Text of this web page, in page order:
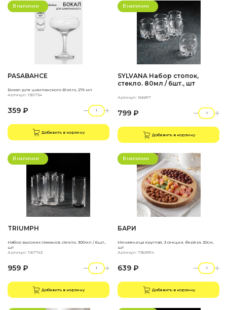
В наличии
PASABAHCE
Бокал для шампанского Bistro, 275 мл
Артикул: 1351734
359 ₽
Добавить в корзину
В наличии
SYLVANA Набор стопок,
стекло. 80мл / 6шт., шт
Артикул: 166817
799 ₽
Добавить в корзину
В наличии
TRIUMPH
Набор высоких стаканов, стекло. 300мл / 6шт.,
шт
Артикул: 1167743
959 ₽
Добавить в корзину
В наличии
БАРИ
Менажница круглая, 3 секции, берёза. 20см,
шт
Артикул: 7369914
639 ₽
Добавить в корзину